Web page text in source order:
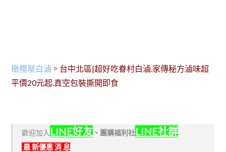
橄欖屋白滷 。台中北區|超好吃眷村白滷.家傳秘方滷味超
平價20元起.真空包裝撕開即食
歡迎加入 LINE好友 、 團購福利社LINE社群
最 新優惠 消 息